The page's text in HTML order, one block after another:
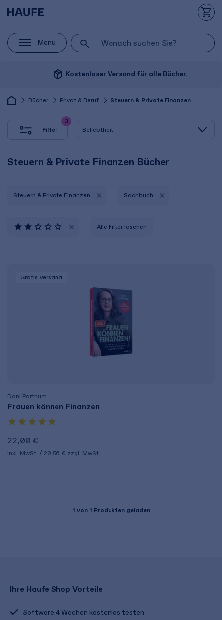
Menü
package_2 Kostenloser Versand für alle Bücher.
Bücher Privat & Beruf Steuern & Private Finanzen
Filter
3
Steuern & Private Finanzen Bücher
Steuern & Private Finanzen Sachbuch
Alle Filter löschen
Gratis Versand
Dani Parthum
Frauen können Finanzen
22,00 €
inkl. MwSt. 20,56 € zzgl. MwSt.
1 von 1 Produkten geladen
Ihre Haufe Shop Vorteile
Software 4 Wochen kostenlos testen